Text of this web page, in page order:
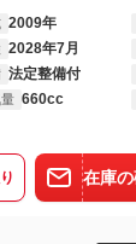
2009年
2028年7月
法定整備付
660cc
在庫の